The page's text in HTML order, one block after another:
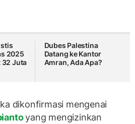
2025
32 Juta
Dubes Palestina
Datang ke Kantor
Amran, Ada Apa?
dikonfirmasi mengenai
yang mengizinkan